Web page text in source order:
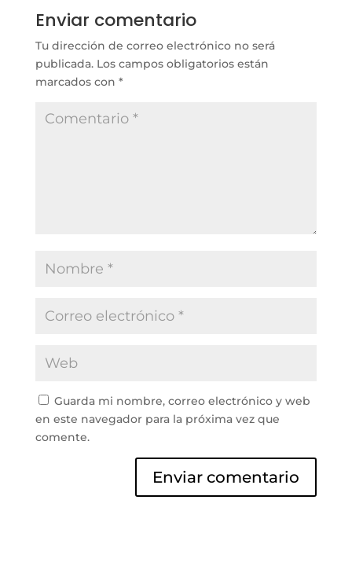
Enviar comentario
Tu dirección de correo electrónico no será
publicada. Los campos obligatorios están
marcados con *
Guarda mi nombre, correo electrónico y web
en este navegador para la próxima vez que
comente.